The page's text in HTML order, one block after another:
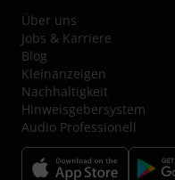
Über uns
Jobs & Karriere
Blog
Kleinanzeigen
Nachhaltigkeit
Hinweisgebersystem
Audio Professionell